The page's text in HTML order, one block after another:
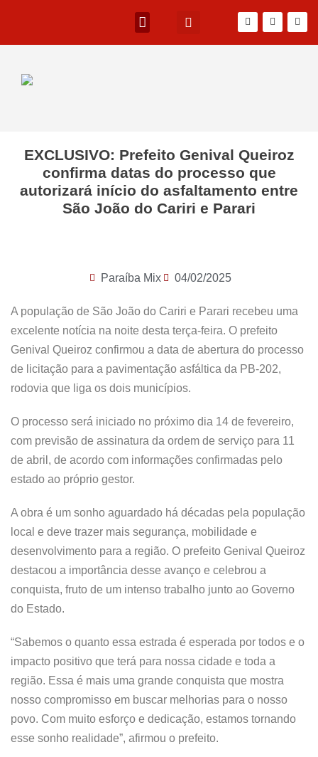
EXCLUSIVO: Prefeito Genival Queiroz
confirma datas do processo que
autorizará início do asfaltamento entre
São João do Cariri e Parari
Paraíba Mix 04/02/2025
A população de São João do Cariri e Parari recebeu uma
excelente notícia na noite desta terça-feira. O prefeito
Genival Queiroz confirmou a data de abertura do processo
de licitação para a pavimentação asfáltica da PB-202,
rodovia que liga os dois municípios.
O processo será iniciado no próximo dia 14 de fevereiro,
com previsão de assinatura da ordem de serviço para 11
de abril, de acordo com informações confirmadas pelo
estado ao próprio gestor.
A obra é um sonho aguardado há décadas pela população
local e deve trazer mais segurança, mobilidade e
desenvolvimento para a região. O prefeito Genival Queiroz
destacou a importância desse avanço e celebrou a
conquista, fruto de um intenso trabalho junto ao Governo
do Estado.
“Sabemos o quanto essa estrada é esperada por todos e o
impacto positivo que terá para nossa cidade e toda a
região. Essa é mais uma grande conquista que mostra
nosso compromisso em buscar melhorias para o nosso
povo. Com muito esforço e dedicação, estamos tornando
esse sonho realidade”, afirmou o prefeito.